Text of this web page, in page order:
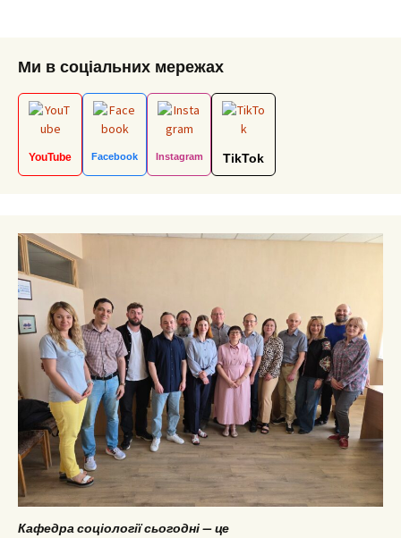
Ми в соціальних мережах
YouTube Facebook Instagram TikTok
Кафедра соціології сьогодні — це